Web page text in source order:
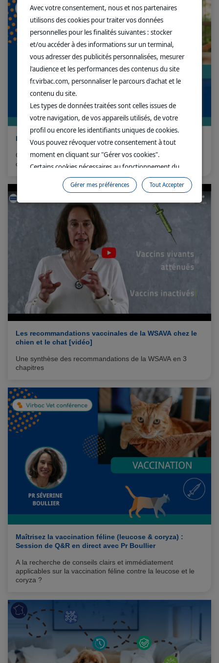
Reprise de la vaccination post-confinement
Comment gérer la reprise de la vaccination post-
confinement ? Visionnez le replay de notre webconférence.
Les recommandations vaccinales de la WSAVA chez le
chien et le chat [vidéo]
Une synthèse des recommandations de la WSAVA en 3
chapitres
Maîtrisez la vaccination féline (leucose & coryza) :
Session de Q&R en direct avec Pr Boullier
A la recherche de conseils clairs et immédiatement
applicables sur la vaccination féline contre la leucose et le
coryza ?
Avec votre consentement, nous et nos partenaires
utilisons des cookies pour traiter vos données
personnelles pour les finalités suivantes : stocker
et/ou accéder à des informations sur un terminal,
vous adresser des publicités personnalisées, mesurer
l'audience et les performances des contenus du site
fr.virbac.com, personnaliser le parcours d'achat et le
contenu du site.
Les types de données traitées sont celles issues de
votre navigation, de vos appareils utilisés, de votre
profil ou encore les identifiants uniques de cookies.
Vous pouvez révoquer votre consentement à tout
moment en cliquant sur "Gérer vos cookies".
Certains cookies nécessaires au fonctionnement du
site sont déposés sans votre consentement. Ils
permettent et facilitent votre navigation sur le site. En
cliquant sur “Continuer sans accepter” aucun cookie
soumis à votre consentement ne sera déposé.
Pour plus d'informations, vous pouvez consulter
Politique de protection des données
et notre
Politique cookies .
Tout Accepter
Gérer mes préférences